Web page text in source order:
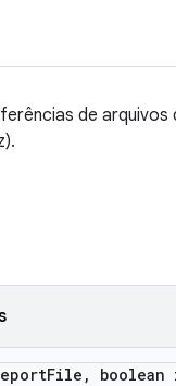
de
File , boolean